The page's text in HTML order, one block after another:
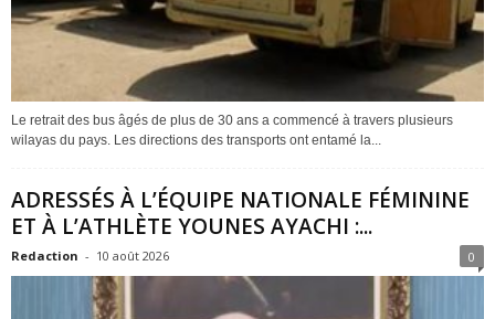
Le retrait des bus âgés de plus de 30 ans a commencé à travers plusieurs
wilayas du pays. Les directions des transports ont entamé la...
ADRESSÉS À L’ÉQUIPE NATIONALE FÉMININE
ET À L’ATHLÈTE YOUNES AYACHI :...
Redaction - 10 août 2026 0